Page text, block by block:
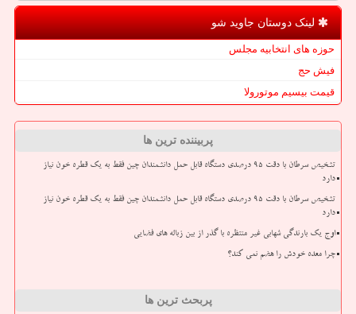
لینک دوستان جاوید شو
حوزه های انتخابیه مجلس
فیش حج
قیمت بیسیم موتورولا
پربیننده ترین ها
تشخیص سرطان با دقت ۹۵ درصدی دستگاه قابل حمل دانشمندان چین فقط به یک قطره خون نیاز
دارد
تشخیص سرطان با دقت ۹۵ درصدی دستگاه قابل حمل دانشمندان چین فقط به یک قطره خون نیاز
دارد
اوج یک بارندگی شهابی غیر منتظره با گذر از بین زباله های فضایی
چرا معده خودش را هضم نمی کند؟
پربحث ترین ها